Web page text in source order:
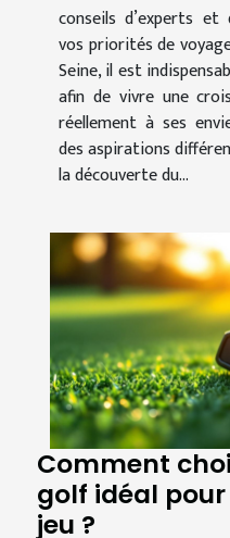
conseils d’experts
vos priorités de
Seine, il est
afin de vivre une
réellement à ses
des aspirations
la découverte du...
Comment
golf idéal
jeu ?